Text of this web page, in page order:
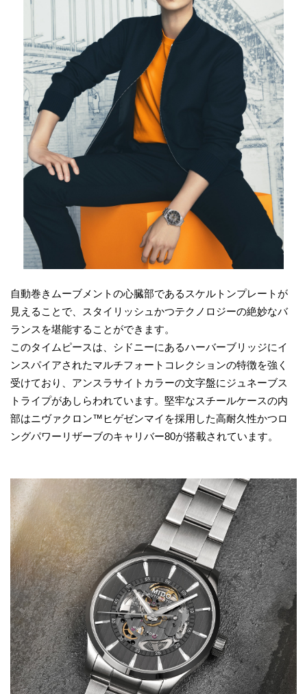
自動巻きムーブメントの心臓部であるスケルトンプレートが
見えることで、スタイリッシュかつテクノロジーの絶妙なバ
ランスを堪能することができます。
このタイムピースは、シドニーにあるハーバーブリッジにイ
ンスパイアされたマルチフォートコレクションの特徴を強く
受けており、アンスラサイトカラーの文字盤にジュネーブス
トライプがあしらわれています。堅牢なスチールケースの内
部はニヴァクロン™ヒゲゼンマイを採用した高耐久性かつロ
ングパワーリザーブのキャリバー80が搭載されています。